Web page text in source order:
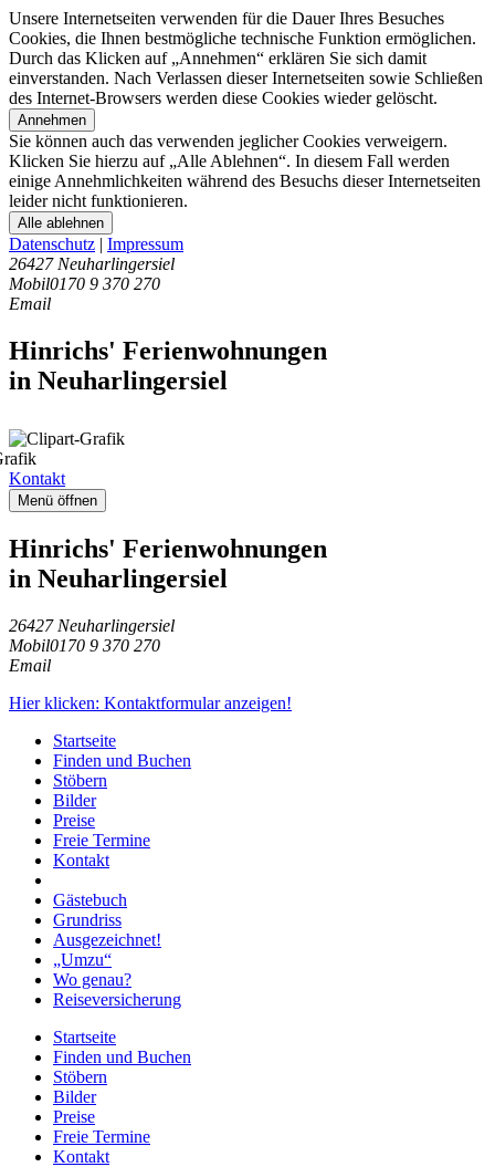
Unsere Internetseiten verwenden für die Dauer Ihres Besuches
Cookies, die Ihnen bestmögliche technische Funktion ermöglichen.
Durch das Klicken auf „Annehmen“ erklären Sie sich damit
einverstanden. Nach Verlassen dieser Internetseiten sowie Schließen
des Internet-Browsers werden diese Cookies wieder gelöscht.
Annehmen
Sie können auch das verwenden jeglicher Cookies verweigern.
Klicken Sie hierzu auf „Alle Ablehnen“. In diesem Fall werden
einige Annehmlichkeiten während des Besuchs dieser Internetseiten
leider nicht funktionieren.
Alle ablehnen
Datenschutz | Impressum
26427 Neuharlingersiel
Mobil0170 9 370 270
Email
Hinrichs' Ferienwohnungen
in Neuharlingersiel
Kontakt
Menü öffnen
Hinrichs' Ferienwohnungen
in Neuharlingersiel
26427 Neuharlingersiel
Mobil0170 9 370 270
Email
Hier klicken: Kontaktformular anzeigen!
Startseite
Finden und Buchen
Stöbern
Bilder
Preise
Freie Termine
Kontakt
Gästebuch
Grundriss
Ausgezeichnet!
„Umzu“
Wo genau?
Reiseversicherung
Startseite
Finden und Buchen
Stöbern
Bilder
Preise
Freie Termine
Kontakt